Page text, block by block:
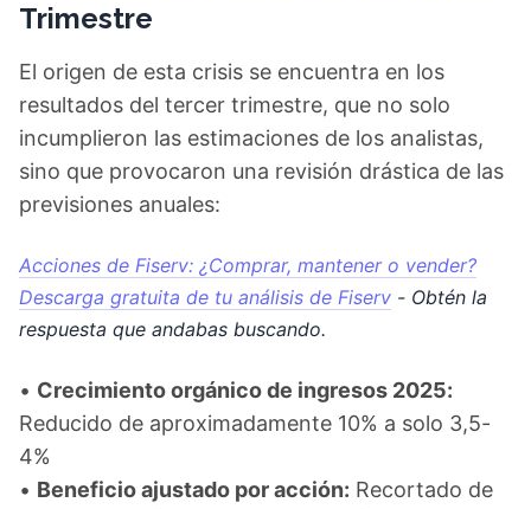
Trimestre
El origen de esta crisis se encuentra en los
resultados del tercer trimestre, que no solo
incumplieron las estimaciones de los analistas,
sino que provocaron una revisión drástica de las
previsiones anuales:
Acciones de Fiserv: ¿Comprar, mantener o vender?
Descarga gratuita de tu análisis de Fiserv - Obtén la
respuesta que andabas buscando.
• Crecimiento orgánico de ingresos 2025:
Reducido de aproximadamente 10% a solo 3,5-
4%
• Beneficio ajustado por acción: Recortado de